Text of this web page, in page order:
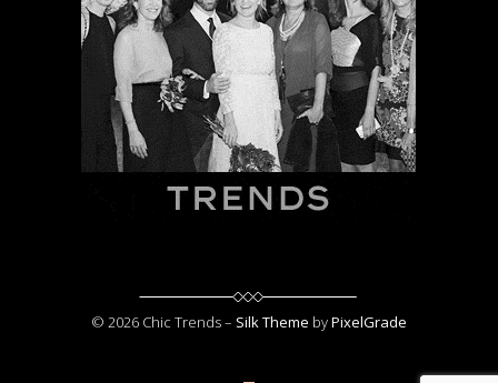
© 2026 Chic Trends – Silk Theme byPixelGrade